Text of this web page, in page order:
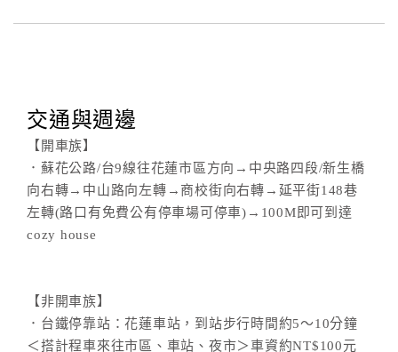
店
合
作
商
交通與週邊
【開車族】
．蘇花公路/台9線往花蓮市區方向→中央路四段/新生橋
向右轉→中山路向左轉→商校街向右轉→延平街148巷
左轉(路口有免費公有停車場可停車)→100M即可到達
cozy house
【非開車族】
．台鐵停靠站：花蓮車站，到站步行時間約5～10分鐘
＜搭計程車來往市區、車站、夜市＞車資約NT$100元